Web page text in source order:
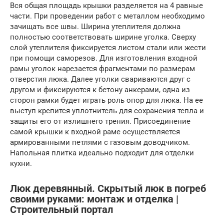
Вся общая площадь крышки разделяется на 4 равные
части. При проведении работ с металлом необходимо
зачищать все швы. Ширина утеплителя должна
полностью соответствовать ширине уголка. Сверху
слой утеплителя фиксируется листом стали или жести
при помощи саморезов. Для изготовления входной
рамы уголок нарезается фрагментами по размерам
отверстия люка. Далее уголки свариваются друг с
другом и фиксируются к бетону анкерами, одна из
сторон рамки будет играть роль опор для люка. На ее
выступ крепится уплотнитель для сохранения тепла и
защиты его от излишнего трения. Присоединение
самой крышки к входной раме осуществляется
армированными петлями с газовым доводчиком.
Напольная плитка идеально подходит для отделки
кухни.
Люк деревянный. Скрытый люк в погреб
своими руками: монтаж и отделка |
Строительный портал